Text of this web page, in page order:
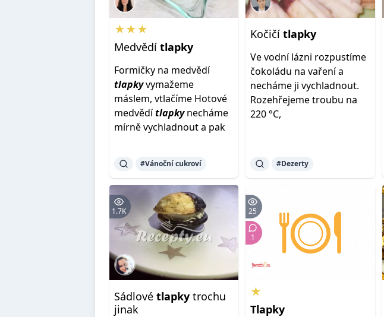
★★★
Medvědí tlapky
Formičky na medvědí
tlapkyvymažeme
máslem, vtlačíme Hotové
medvědítlapkynecháme
mírně vychladnout a pak
#Vánoční cukroví
Kočičítlapky
Ve vodní lázni rozpustíme
čokoládu na vaření a
necháme ji vychladnout.
Rozehřejeme troubu na
220 °C,
#Dezerty
1.7K
Sádlové tlapky trochu
jinak
25
1
★
Tlapky